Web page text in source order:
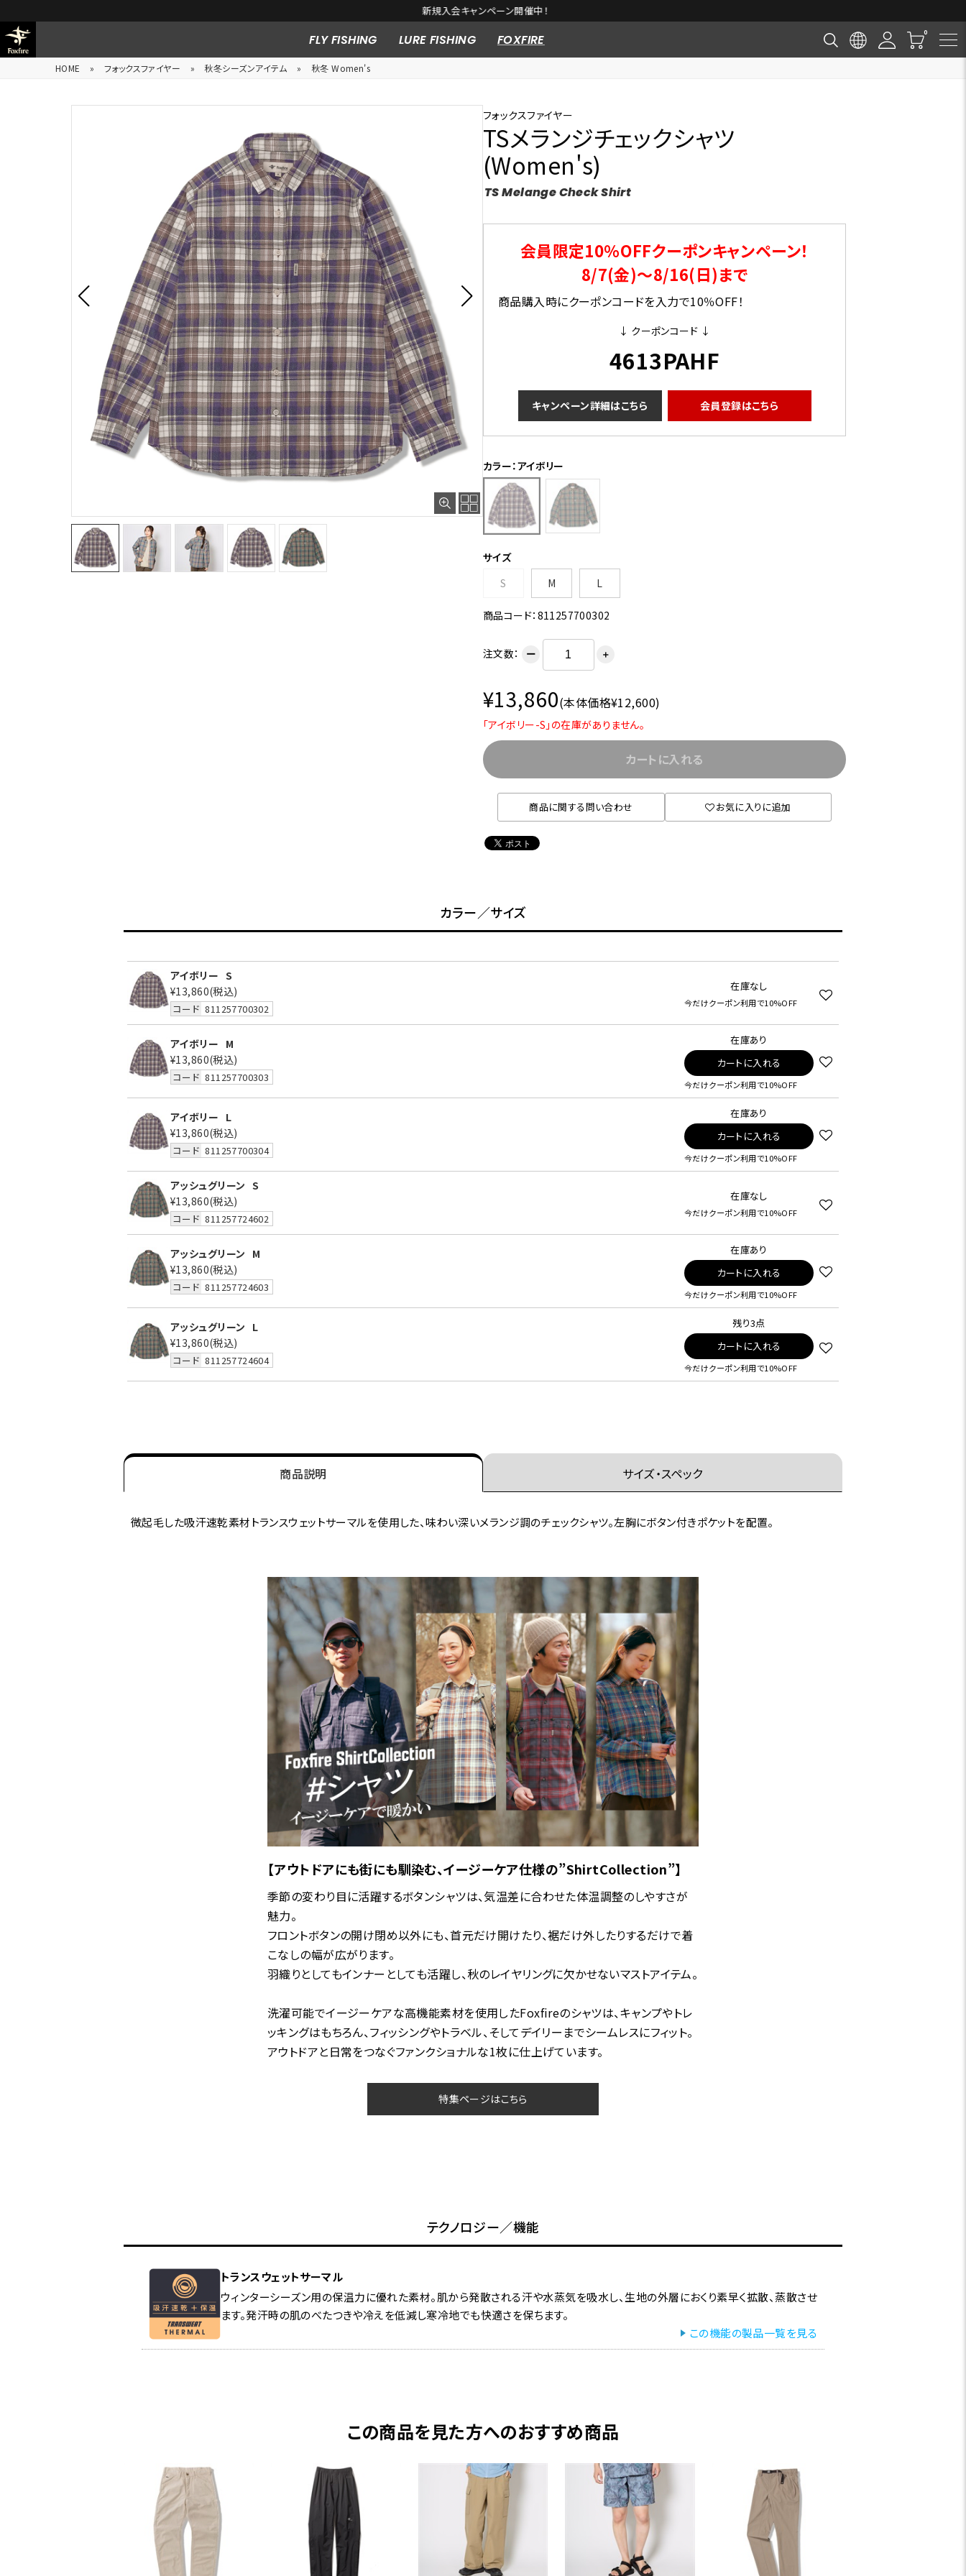
新規入会キャンペーン開催中！
FLY FISHING LURE FISHING FOXFIRE
HOME » フォックスファイヤー » 秋冬シーズンアイテム » 秋冬 Women's
フォックスファイヤー
TSメランジチェックシャツ
(Women's)
TS Melange Check Shirt
会員限定10％OFFクーポンキャンペーン！
8/7(金)～8/16(日)まで
商品購入時にクーポンコードを入力で10％OFF！
↓ クーポンコード ↓
4613PAHF
キャンペーン詳細はこちら 会員登録はこちら
カラー：アイボリー
サイズ
S
M L
商品コード：811257700302
注文数： ー ＋
¥13,860(本体価格¥12,600)
「アイボリー-S」の在庫がありません。
カートに入れる
商品に関する問い合わせ お気に入りに追加
カラー／サイズ
アイボリー S
¥13,860(税込)
コード 811257700302
在庫なし
今だけクーポン利用で10%OFF
アイボリー M
¥13,860(税込)
コード 811257700303
在庫あり
カートに入れる
今だけクーポン利用で10%OFF
アイボリー L
¥13,860(税込)
コード 811257700304
在庫あり
カートに入れる
今だけクーポン利用で10%OFF
アッシュグリーン S
¥13,860(税込)
コード 811257724602
在庫なし
今だけクーポン利用で10%OFF
アッシュグリーン M
¥13,860(税込)
コード 811257724603
在庫あり
カートに入れる
今だけクーポン利用で10%OFF
アッシュグリーン L
¥13,860(税込)
コード 811257724604
残り3点
カートに入れる
今だけクーポン利用で10%OFF
商品説明 サイズ・スペック
微起毛した吸汗速乾素材トランスウェットサーマルを使用した、味わい深いメランジ調のチェックシャツ。左胸にボタン付きポケットを配置。
【アウトドアにも街にも馴染む、イージーケア仕様の”ShirtCollection”】
季節の変わり目に活躍するボタンシャツは、気温差に合わせた体温調整のしやすさが
魅力。
フロントボタンの開け閉め以外にも、首元だけ開けたり、裾だけ外したりするだけで着
こなしの幅が広がります。
羽織りとしてもインナーとしても活躍し、秋のレイヤリングに欠かせないマストアイテム。
洗濯可能でイージーケアな高機能素材を使用したFoxfireのシャツは、キャンプやトレ
ッキングはもちろん、フィッシングやトラベル、そしてデイリーまでシームレスにフィット。
アウトドアと日常をつなぐファンクショナルな1枚に仕上げています。
特集ページはこちら
テクノロジー／機能
トランスウェットサーマル
ウィンターシーズン用の保温力に優れた素材。肌から発散される汗や水蒸気を吸水し、生地の外層におくり素早く拡散、蒸散させ
ます。発汗時の肌のべたつきや冷えを低減し寒冷地でも快適さを保ちます。
この機能の製品一覧を見る
この商品を見た方へのおすすめ商品